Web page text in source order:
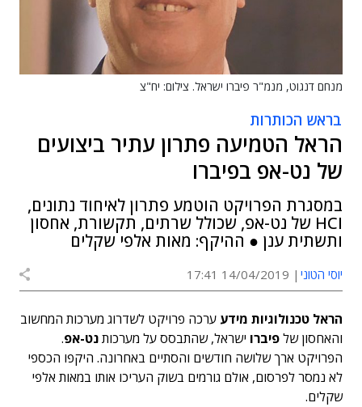
מנחם דנגוט, מנמ"ר פיברו ישראל. צילום: יח"צ
בראש הכותרות
הראל הטמיעה פתרון עתיר ביצועים
של נט-אפ בפיברו
במסגרת הפרויקט הוטמע פתרון לאיחוד נתונים,
HCI של נט-אפ, שכולל שרתים, תקשורת, אחסון
ותשתית ענן ● ההיקף: מאות אלפי שקלים
יוסי הטוני 14/04/2019 17:41
הראל טכנולוגיות מידע ערכה פרויקט לשדרוג מערכות המחשוב
והאחסון שלפיברו ישראל, שהתבסס על מערכותנט-אפ.
הפרויקט ארך שלושה חודשים והסתיים באחרונה. היקפו הכספי
לא נמסר לפרסום, אולם גורמים בשוק העריכו אותו במאות אלפי
שקלים.